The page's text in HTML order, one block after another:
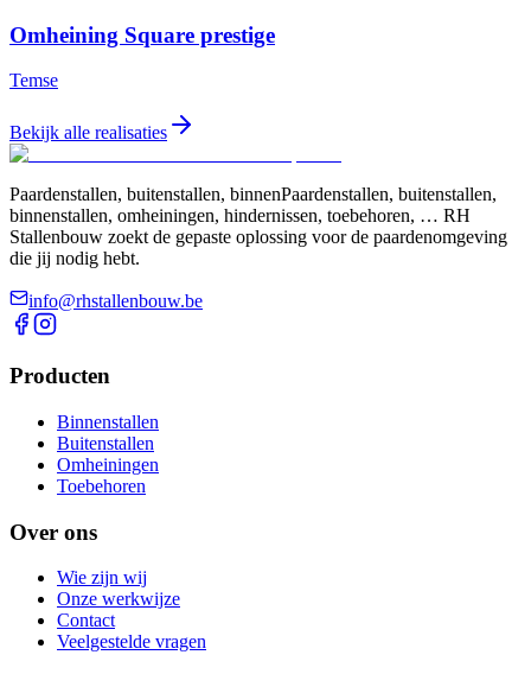
Omheining Square prestige
Temse
Bekijk alle realisaties
Paardenstallen, buitenstallen, binnenPaardenstallen, buitenstallen,
binnenstallen, omheiningen, hindernissen, toebehoren, … RH
Stallenbouw zoekt de gepaste oplossing voor de paardenomgeving
die jij nodig hebt.
info@rhstallenbouw.be
Producten
Binnenstallen
Buitenstallen
Omheiningen
Toebehoren
Over ons
Wie zijn wij
Onze werkwijze
Contact
Veelgestelde vragen